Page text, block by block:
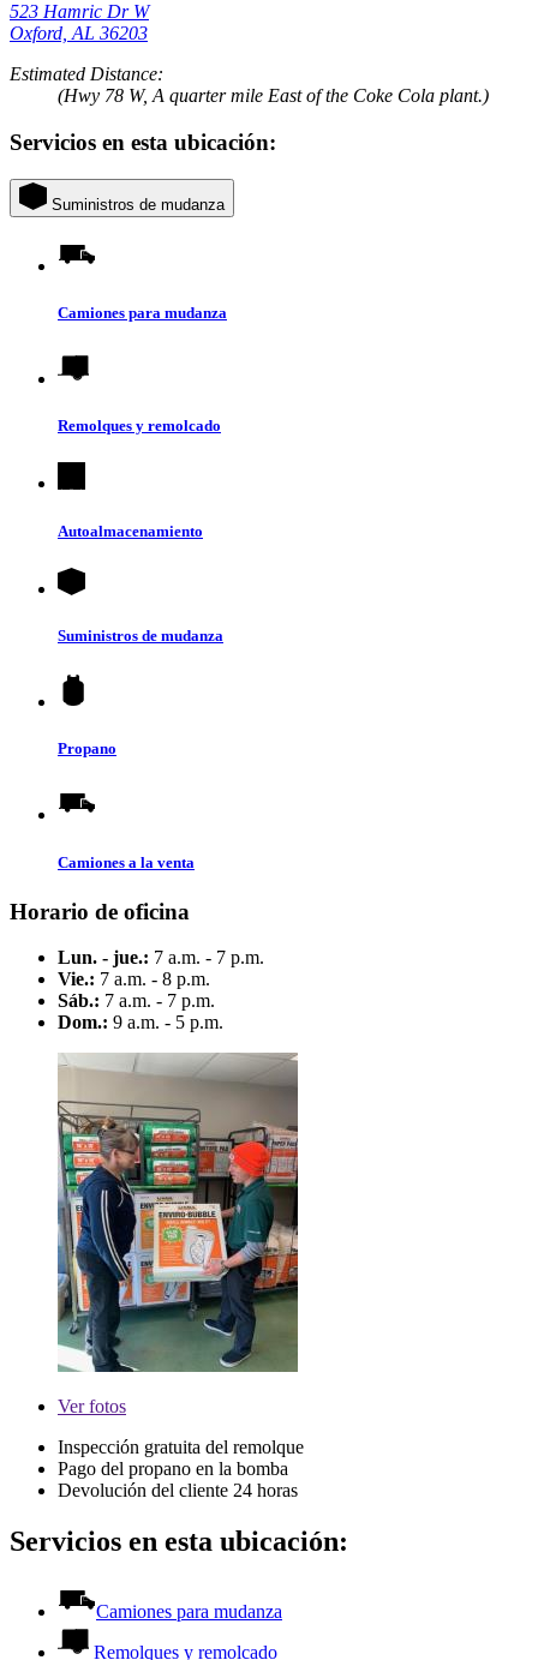
523 Hamric Dr W
Oxford, AL 36203
Estimated Distance:
(Hwy 78 W, A quarter mile East of the Coke Cola plant.)
Servicios en esta ubicación:
Suministros de mudanza
Camiones para mudanza
Remolques y remolcado
Autoalmacenamiento
Suministros de mudanza
Propano
Camiones a la venta
Horario de oficina
Lun. - jue.: 7 a.m. - 7 p.m.
Vie.: 7 a.m. - 8 p.m.
Sáb.: 7 a.m. - 7 p.m.
Dom.: 9 a.m. - 5 p.m.
Verfotos
Inspección gratuita del remolque
Pago del propano en la bomba
Devolución del cliente 24 horas
Servicios en esta ubicación:
Camiones para mudanza
Remolques y remolcado